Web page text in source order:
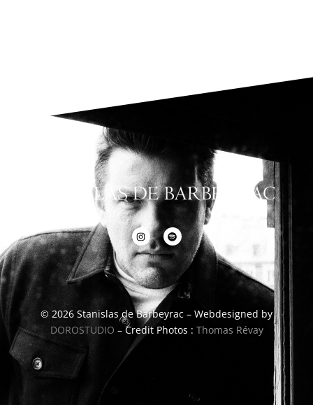
© 2026 Stanislas de Barbeyrac – Webdesigned by
DOROSTUDIO – Credit Photos : Thomas Révay